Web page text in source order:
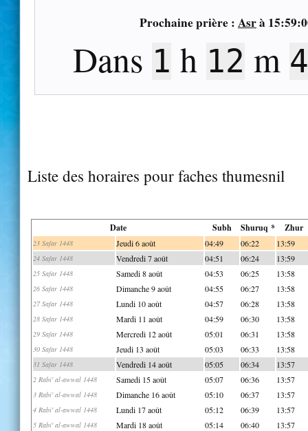
Prochaine prière : Asrà
Dans 1 h 12 m
Liste des horaires pour faches thumesnil
Date Subh Shuruq * Zhur
23 Safar 1448 Jeudi 6 août 04:49 06:22 13:59
24 Safar 1448 Vendredi 7 août 04:51 06:24 13:59
25 Safar 1448 Samedi 8 août 04:53 06:25 13:58
26 Safar 1448 Dimanche 9 août 04:55 06:27 13:58
27 Safar 1448 Lundi 10 août 04:57 06:28 13:58
28 Safar 1448 Mardi 11 août 04:59 06:30 13:58
29 Safar 1448 Mercredi 12 août 05:01 06:31 13:58
30 Safar 1448 Jeudi 13 août 05:03 06:33 13:58
31 Safar 1448 Vendredi 14 août 05:05 06:34 13:57
2 Rabi' al-awwal 1448 Samedi 15 août 05:07 06:36 13:57
3 Rabi' al-awwal 1448 Dimanche 16 août 05:10 06:37 13:57
4 Rabi' al-awwal 1448 Lundi 17 août 05:12 06:39 13:57
5 Rabi' al-awwal 1448 Mardi 18 août 05:14 06:40 13:57